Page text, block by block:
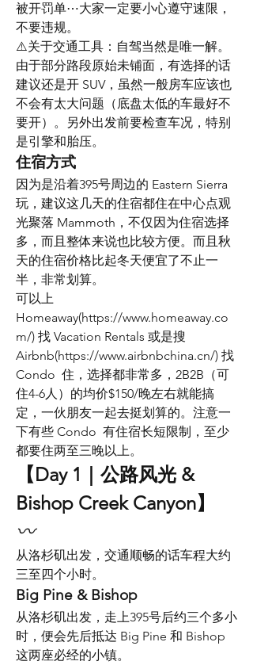
被开罚单⋯大家一定要小心遵守速限，
不要违规。
⚠️关于交通工具：自驾当然是唯一解。
由于部分路段原始未铺面，有选择的话
建议还是开 SUV，虽然一般房车应该也
不会有太大问题（底盘太低的车最好不
要开）。另外出发前要检查车况，特别
是引擎和胎压。
住宿方式
因为是沿着395号周边的 Eastern Sierra
玩，建议这几天的住宿都住在中心点观
光聚落 Mammoth，不仅因为住宿选择
多，而且整体来说也比较方便。而且秋
天的住宿价格比起冬天便宜了不止一
半，非常划算。
可以上
Homeaway(https://www.homeaway.co
m/) 找 Vacation Rentals 或是搜
Airbnb(https://www.airbnbchina.cn/) 找
Condo  住，选择都非常多，2B2B（可
住4-6人）的均价$150/晚左右就能搞
定，一伙朋友一起去挺划算的。注意一
下有些 Condo  有住宿长短限制，至少
都要住两至三晚以上。
【Day 1｜公路风光 &
Bishop Creek Canyon】
〰️
从洛杉矶出发，交通顺畅的话车程大约
三至四个小时。
Big Pine & Bishop
从洛杉矶出发，走上395号后约三个多小
时，便会先后抵达 Big Pine 和 Bishop
这两座必经的小镇。